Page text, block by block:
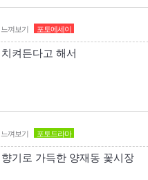
느껴보기 포토에세이
치켜든다고 해서
느껴보기 포토드라마
향기로 가득한 양재동 꽃시장